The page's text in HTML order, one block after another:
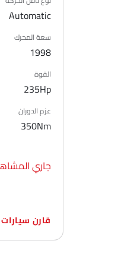
مرآةAutomatic
سعة المحرك
1998
القوة
235Hp
عزم الدوران
350Nm
جاري
قارن